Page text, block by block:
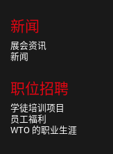
新闻
展会资讯
新闻
职位招聘
学徒培训项目
员工福利
WTO 的职业生涯